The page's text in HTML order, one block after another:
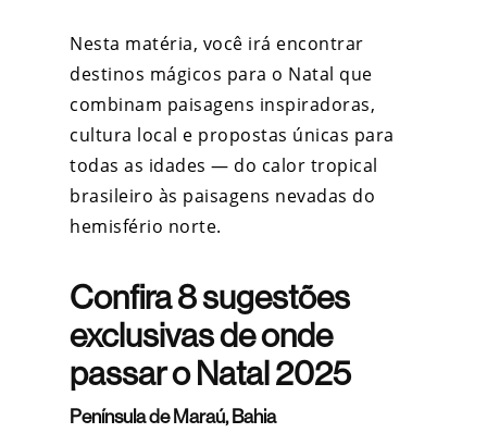
Nesta matéria, você irá encontrar
destinos mágicos para o Natal que
combinam paisagens inspiradoras,
cultura local e propostas únicas para
todas as idades — do calor tropical
brasileiro às paisagens nevadas do
hemisfério norte.
Confira 8 sugestões
exclusivas de onde
passar o Natal 2025
Península de Maraú, Bahia